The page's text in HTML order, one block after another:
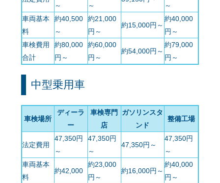
～
～
～
車両基本
料
約40,500
～
約21,000
円～
約15,000円～
約40,000
円～
車検費用
合計
約80,000
円～
約60,000
円～
約54,000円～
約79,000
円～
中型乗用車
車検場所
ディーラ
ー
車検専門
店
ガソリンスタ
ンド
整備工場
法定費用
47,350円
～
47,350円
～
47,350円～
47,350円
～
車両基本
料
約42,000
約23,000
円～
約16,000円～
約40,000
円～